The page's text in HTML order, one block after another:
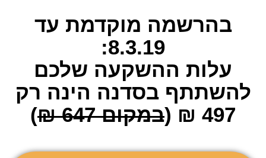
בהרשמה מוקדמת עד
8.3.19:
עלות ההשקעה שלכם
להשתתף בסדנה הינה רק
497 ₪ (
במקום 647 ₪ )